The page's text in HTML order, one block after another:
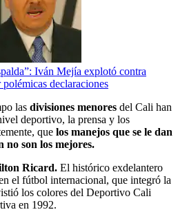
Iván Mejía explotó contra
declaraciones
las divisiones menores del Cali han
deportivo, la prensa y los
que los manejos que se le dan
no son los mejores.
Ricard. El histórico exdelantero
el fútbol internacional, que integró la
los colores del Deportivo Cali
en 1992.